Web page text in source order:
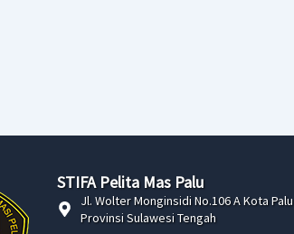
STIFA Pelita Mas Palu
Jl. Wolter Monginsidi No.106 A Kota Palu
Provinsi Sulawesi Tengah